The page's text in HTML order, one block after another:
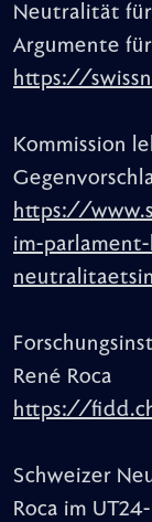
Neutralität für
Argumente
https://
Kommission
https://
im-
René Roca
https://
Schweizer
Roca im